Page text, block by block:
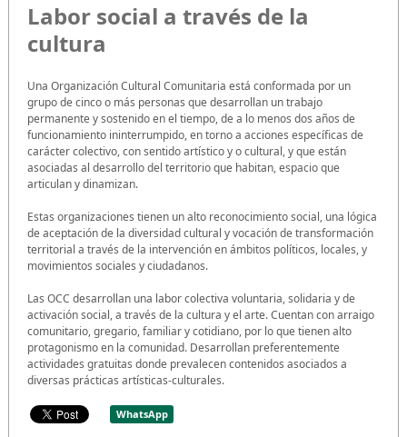
Labor social a través de la
cultura
Una Organización Cultural Comunitaria está conformada por un
grupo de cinco o más personas que desarrollan un trabajo
permanente y sostenido en el tiempo, de a lo menos dos años de
funcionamiento ininterrumpido, en torno a acciones específicas de
carácter colectivo, con sentido artístico y o cultural, y que están
asociadas al desarrollo del territorio que habitan, espacio que
articulan y dinamizan.
Estas organizaciones tienen un alto reconocimiento social, una lógica
de aceptación de la diversidad cultural y vocación de transformación
territorial a través de la intervención en ámbitos políticos, locales, y
movimientos sociales y ciudadanos.
Las OCC desarrollan una labor colectiva voluntaria, solidaria y de
activación social, a través de la cultura y el arte. Cuentan con arraigo
comunitario, gregario, familiar y cotidiano, por lo que tienen alto
protagonismo en la comunidad. Desarrollan preferentemente
actividades gratuitas donde prevalecen contenidos asociados a
diversas prácticas artísticas-culturales.
WhatsApp